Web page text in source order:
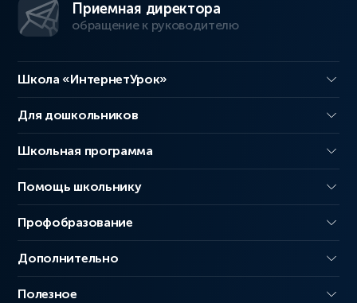
Приемная директора
обращение к руководителю
Школа «ИнтернетУрок»
Для дошкольников
Школьная программа
Помощь школьнику
Профобразование
Дополнительно
Полезное